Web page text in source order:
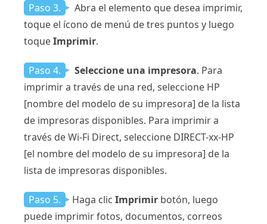
Paso 3.
Abra el elemento que desea imprimir,
toque el ícono de menú de tres puntos y luego
toqueImprimir.
Paso 4. Seleccione una impresora. Para
imprimir a través de una red, seleccione HP
[nombre del modelo de su impresora] de la lista
de impresoras disponibles. Para imprimir a
través de Wi-Fi Direct, seleccione DIRECT-xx-HP
[el nombre del modelo de su impresora] de la
lista de impresoras disponibles.
Paso 5. Haga clic Imprimir botón, luego
puede imprimir fotos, documentos, correos